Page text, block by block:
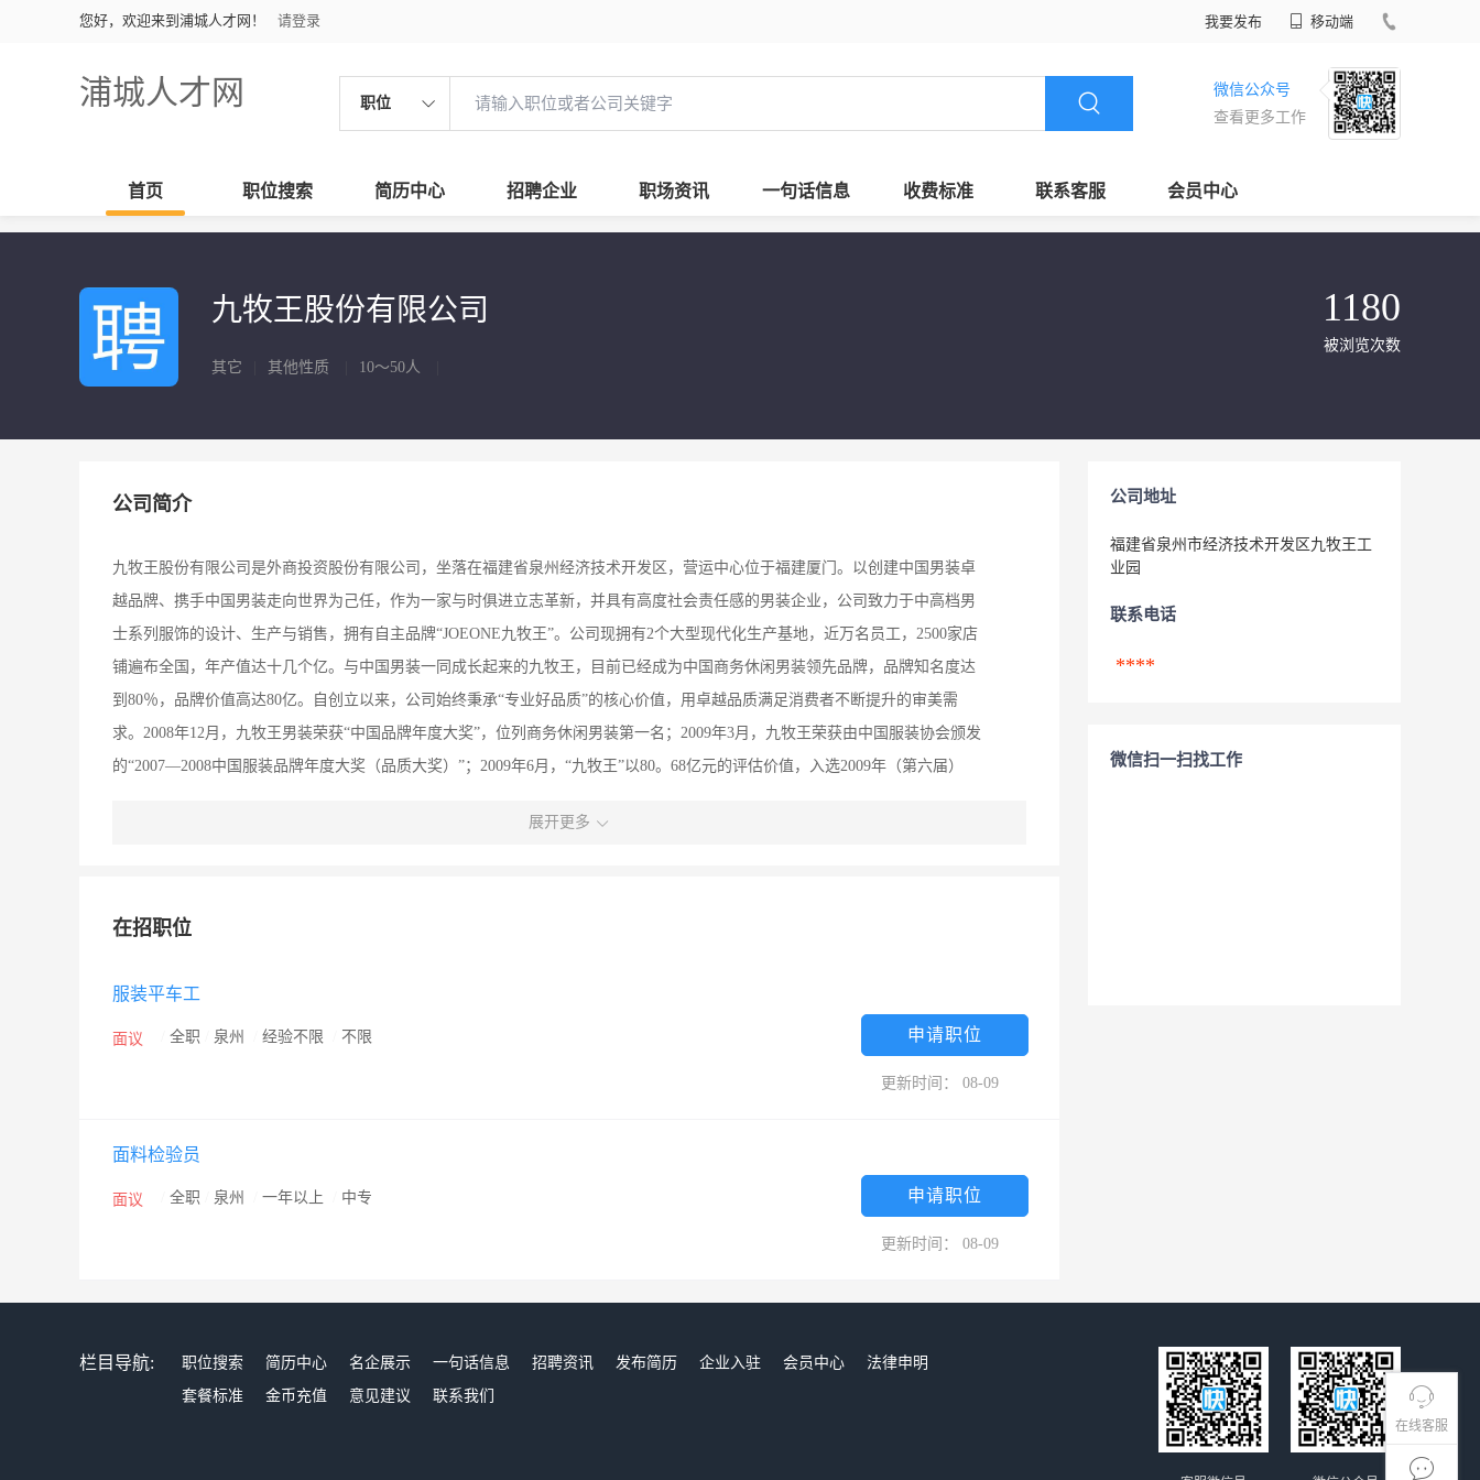
您好，欢迎来到浦城人才网！ 请登录 我要发布 移动端
浦城人才网 职位
微信公众号
查看更多工作
首页 职位搜索 简历中心 招聘企业 职场资讯 一句话信息 收费标准 联系客服 会员中心
在线客服
九牧王股份有限公司
其它 其他性质 10～50人
1180
被浏览次数
公司简介
九牧王股份有限公司是外商投资股份有限公司，坐落在福建省泉州经济技术开发区，营运中心位于福建厦门。以创建中国男装卓
越品牌、携手中国男装走向世界为己任，作为一家与时俱进立志革新，并具有高度社会责任感的男装企业，公司致力于中高档男
士系列服饰的设计、生产与销售，拥有自主品牌“JOEONE九牧王”。公司现拥有2个大型现代化生产基地，近万名员工，2500家店
铺遍布全国，年产值达十几个亿。与中国男装一同成长起来的九牧王，目前已经成为中国商务休闲男装领先品牌，品牌知名度达
到80％，品牌价值高达80亿。自创立以来，公司始终秉承“专业好品质”的核心价值，用卓越品质满足消费者不断提升的审美需
求。2008年12月，九牧王男装荣获“中国品牌年度大奖”，位列商务休闲男装第一名；2009年3月，九牧王荣获由中国服装协会颁发
的“2007—2008中国服装品牌年度大奖（品质大奖）”；2009年6月，“九牧王”以80。68亿元的评估价值，入选2009年（第六届）
知商标、全国服装企业双百强、中国优秀诚信企业等荣誉。公司重视企业文化建设与员工福利，“牧心者牧天下”是九牧王的经营
任心的企业，九牧王在社会公益事业上的倾情投入为企业员工树立了榜样。2008年汶川大地震，九牧王在第一时间为灾区捐款300
统。九牧王高度的社会责任心收到了社会各界的赞誉，并先后获得 “中国儿童公益明星企业”、“中国儿童慈善奖”、“福建省捐赠公
益事业贡献奖”等荣誉。不以成功为终点,不以现状为满足。公司于2008年提出“领跑中国男裤，成为商务休闲男装的领导品牌”的品
展开更多
在招职位
服装平车工
面议 全职 泉州 经验不限 不限 申请职位
更新时间： 08-09
面料检验员
面议 全职 泉州 一年以上 中专 申请职位
更新时间： 08-09
公司地址
福建省泉州市经济技术开发区九牧王工
业园
联系电话
****
微信扫一扫找工作
栏目导航: 职位搜索 简历中心 名企展示 一句话信息 招聘资讯 发布简历 企业入驻 会员中心
法律申明
套餐标准
金币充值 意见建议 联系我们